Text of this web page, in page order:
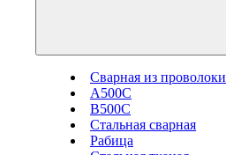
Сварная из
А500С
В500С
Стальная сварная
Рабица